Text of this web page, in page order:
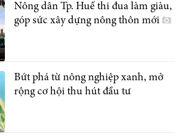
Nông dân Tp. Huế thi đua làm giàu,
góp sức xây dựng nông thôn mới
Bứt phá từ nông nghiệp xanh, mở
rộng cơ hội thu hút đầu tư